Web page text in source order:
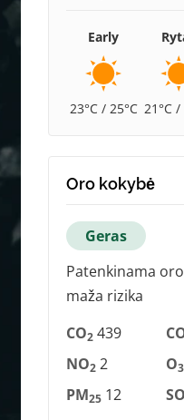
Early
23°C / 25°C 21°C /
Oro kokybė
Geras
Patenkinama
maža rizika
CO2 439
NO2 2 O3
PM25 12 SO